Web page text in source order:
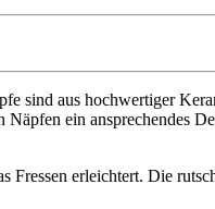
sind aus hochwertiger
ein ansprechendes
Fressen erleichtert. Die